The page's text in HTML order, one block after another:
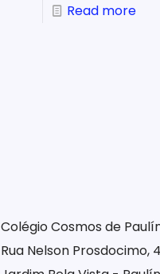
Read more
Colégio Cosmos de
Rua Nelson Prosdocimo,